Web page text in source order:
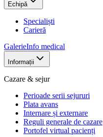
Echipă
Specialiști
Carieră
GalerieInfo medical
Informații
Cazare & sejur
Perioade serii sejururi
Plata avans
Internare și externare
Reguli generale de cazare
Portofel virtual pacienți